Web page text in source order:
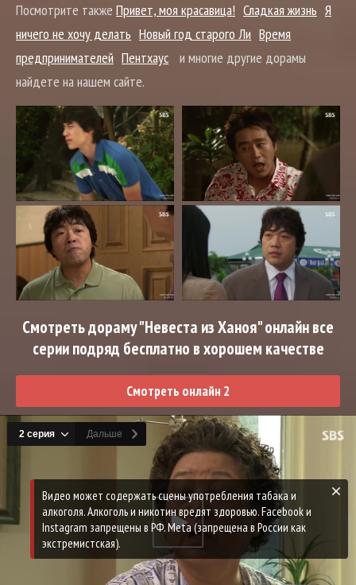
Посмотрите также Привет, моя красавица! Сладкая жизнь Я
ничего не хочу делать Новый год старого Ли Время
предпринимателей Пентхаус
и многие другие дорамы
найдете на нашем сайте.
Смотреть дораму "Невеста из Ханоя" онлайн все
серии подряд бесплатно в хорошем качестве
Смотреть онлайн 2
Видео может содержать сцены употребления табака и
алкоголя. Алкоголь и никотин вредят здоровью. Facebook и
Instagram запрещены в РФ. Meta (запрещена в России как
экстремистская).